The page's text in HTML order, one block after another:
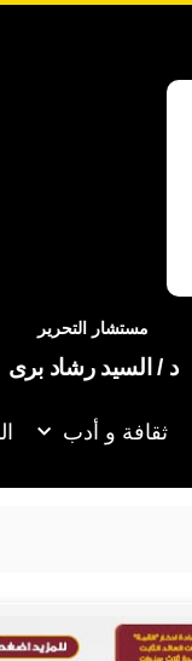
مستشار التحرير
د / السيد رشاد برى
ثقافة و أدب